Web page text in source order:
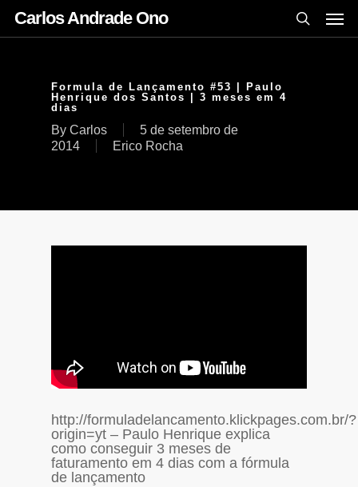
Carlos Andrade Ono
Formula de Lançamento #53 | Paulo
Henrique dos Santos | 3 meses em 4
dias
By Carlos
5 de setembro de
2014
Erico Rocha
http://formuladelancamento.klickpages.com.br/?
origin=yt – Paulo Henrique explica
como conseguir 3 meses de
faturamento em 4 dias com a fórmula
de lançamento